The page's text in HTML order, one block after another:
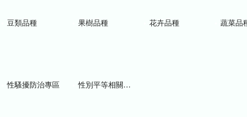
豆類品種 果樹品種 花卉品種 蔬菜品
性騷擾防治專區 性別平等相關網站